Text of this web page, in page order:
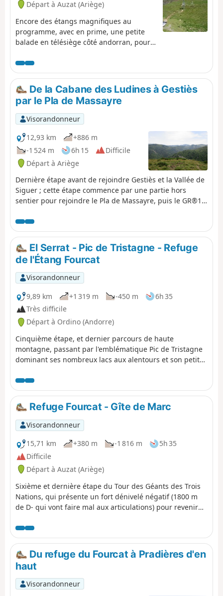
Départ à Auzat (Ariège)
Encore des étangs magnifiques au
programme, avec en prime, une petite
balade en télésiège côté andorran, pour
L’Étang de Soulcem, très éprouvante dans
le dernier tronçon.
De la Cabane des Ludines à Gestiès
par le Pla de Massayre
Visorandonneur
12,93 km
+886 m
-1 524 m
6h 15
Difficile
Départ à Ariège
Dernière étape avant de rejoindre Gestiès et la Vallée de
Siguer ; cette étape commence par une partie hors
sentier pour rejoindre le Pla de Massayre, puis le GR®10,
crêtes. Les vues sont splendides. L'utilisation du GPS est
préconisée pour faciliter le début de cette étape.
El Serrat - Pic de Tristagne - Refuge
de l'Étang Fourcat
Visorandonneur
9,89 km
+1 319 m -450 m
6h 35
Très difficile
Départ à Ordino (Andorre)
Cinquième étape, et dernier parcours de haute
montagne, passant par l'emblématique Pic de Tristagne
dominant ses nombreux lacs aux alentours et son petit
France par le magnifique site des Étangs Fourcat.
Refuge Fourcat - Gîte de Marc
Visorandonneur
15,71 km
+380 m -1 816 m
5h 35
Difficile
Départ à Auzat (Ariège)
Sixième et dernière étape du Tour des Géants des Trois
Nations, qui présente un fort dénivelé négatif (1800 m
de D- qui vont faire mal aux articulations) pour revenir
la Cascade de Fourcat, le bel Étang d'Izourt et les forêts
de Goulier-Auzat et du Montcalm.
Du refuge du Fourcat à Pradières d'en
haut
Visorandonneur